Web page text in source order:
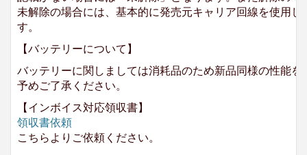
未解除の場合には、基本的に発売元キャリア回線を使用
す。
【バッテリーについて】
バッテリーに関しましては消耗品のため新品同様の性能
予めご了承ください。
【インボイス対応領収書】
領収書依頼
こちらよりご依頼ください。